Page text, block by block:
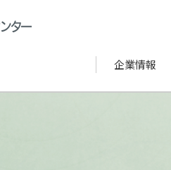
企業情報